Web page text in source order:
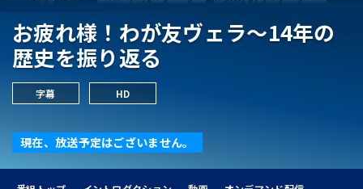
お疲れ様！わが友ヴェラ～14年の
歴史を振り返る
字幕 HD
現在、放送予定はございません。